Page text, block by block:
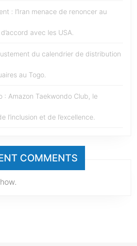
: l’Iran menace de renoncer au
avec les USA.
du calendrier de distribution
au Togo.
: Amazon Taekwondo Club, le
l’inclusion et de l’excellence.
COMMENTS